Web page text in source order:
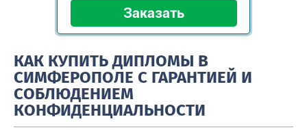
КАК КУПИТЬ ДИПЛОМЫ В
СИМФЕРОПОЛЕ С ГАРАНТИЕЙ И
СОБЛЮДЕНИЕМ
КОНФИДЕНЦИАЛЬНОСТИ